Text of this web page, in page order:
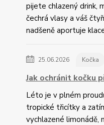
pijete chlazený drink,
čechrá vlasy a váš
nadšeně aportuje
25.06.2026 Kočka
Jak ochránit kočku
Léto je v plném
tropické třicítky a
vychlazené limonádě,